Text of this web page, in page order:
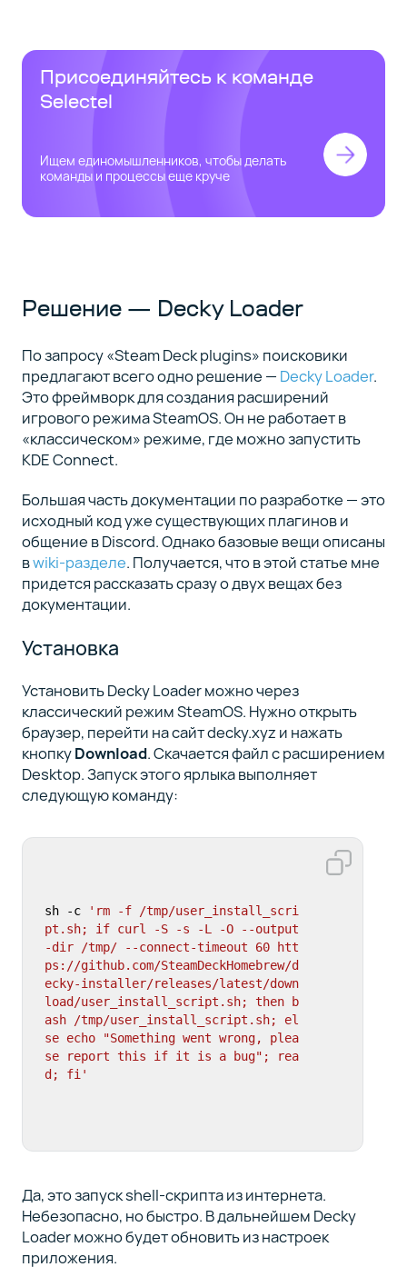
Присоединяйтесь к команде
Selectel
Ищем единомышленников, чтобы делать
команды и процессы еще круче
Решение — Decky Loader
По запросу «Steam Deck plugins» поисковики
предлагают всего одно решение — Decky Loader.
Это фреймворк для создания расширений
игрового режима SteamOS. Он не работает в
«классическом» режиме, где можно запустить
KDE Connect.
Большая часть документации по разработке — это
исходный код уже существующих плагинов и
общение в Discord. Однако базовые вещи описаны
вwiki-разделе. Получается, что в этой статье мне
придется рассказать сразу о двух вещах без
документации.
Установка
Установить Decky Loader можно через
классический режим SteamOS. Нужно открыть
браузер, перейти на сайт decky.xyz и нажать
кнопкуDownload. Скачается файл с расширением
Desktop. Запуск этого ярлыка выполняет
следующую команду:
sh -c
'rm -f /tmp/user_install_scri
pt.sh; if curl -S -s -L -O --output
-dir /tmp/ --connect-timeout 60 htt
ps://github.com/SteamDeckHomebrew/d
ecky-installer/releases/latest/down
load/user_install_script.sh; then b
ash /tmp/user_install_script.sh; el
se echo "Something went wrong, plea
se report this if it is a bug"; rea
d; fi'
Да, это запуск shell-скрипта из интернета.
Небезопасно, но быстро. В дальнейшем Decky
Loader можно будет обновить из настроек
приложения.